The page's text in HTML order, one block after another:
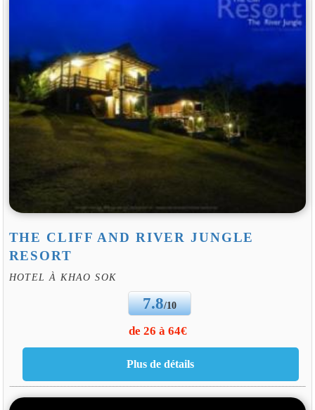
THE CLIFF AND RIVER JUNGLE
RESORT
HOTEL À KHAO SOK
7.8/10
de 26 à 64€